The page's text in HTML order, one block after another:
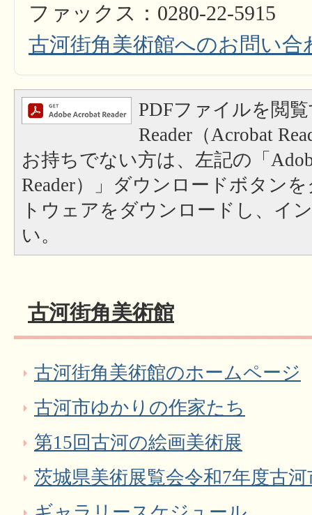
ファックス：0280-22-5915
古河街角美術館へのお問い合
PDFファイルを閲
Reader（Acrobat
お持ちでない方は、左記の「
Reader）」ダウンロードボタン
トウェアをダウンロードし、イ
い。
古河街角美術館
古河街角美術館のホームページ
古河市ゆかりの作家たち
第15回古河の絵画美術展
茨城県美術展覧会令和7年度古